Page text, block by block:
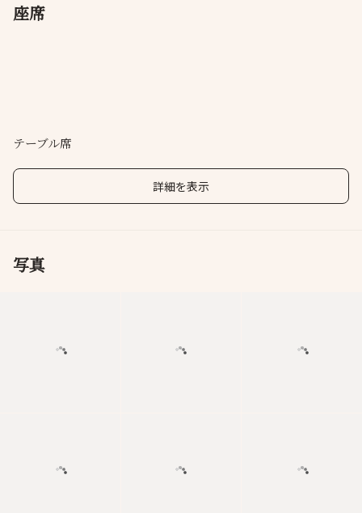
座席
テーブル席
詳細を表示
写真